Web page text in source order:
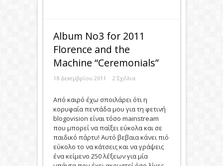
Album Νο3 for 2011
Florence and the
Machine “Ceremonials”
18 Δεκεμβρίου 2011 2 Σχόλια
Από καιρό έχω σποιλάρει ότι η
κορυφαία πεντάδα μου για τη φετινή
blogovision είναι τόσο mainstream
που μπορεί να παίξει εύκολα και σε
παιδικό πάρτυ! Αυτό βεβαια κάνει πιό
εύκολο το να κάτσεις και να γράψεις
ένα κείμενο 250 λέξεων για μία